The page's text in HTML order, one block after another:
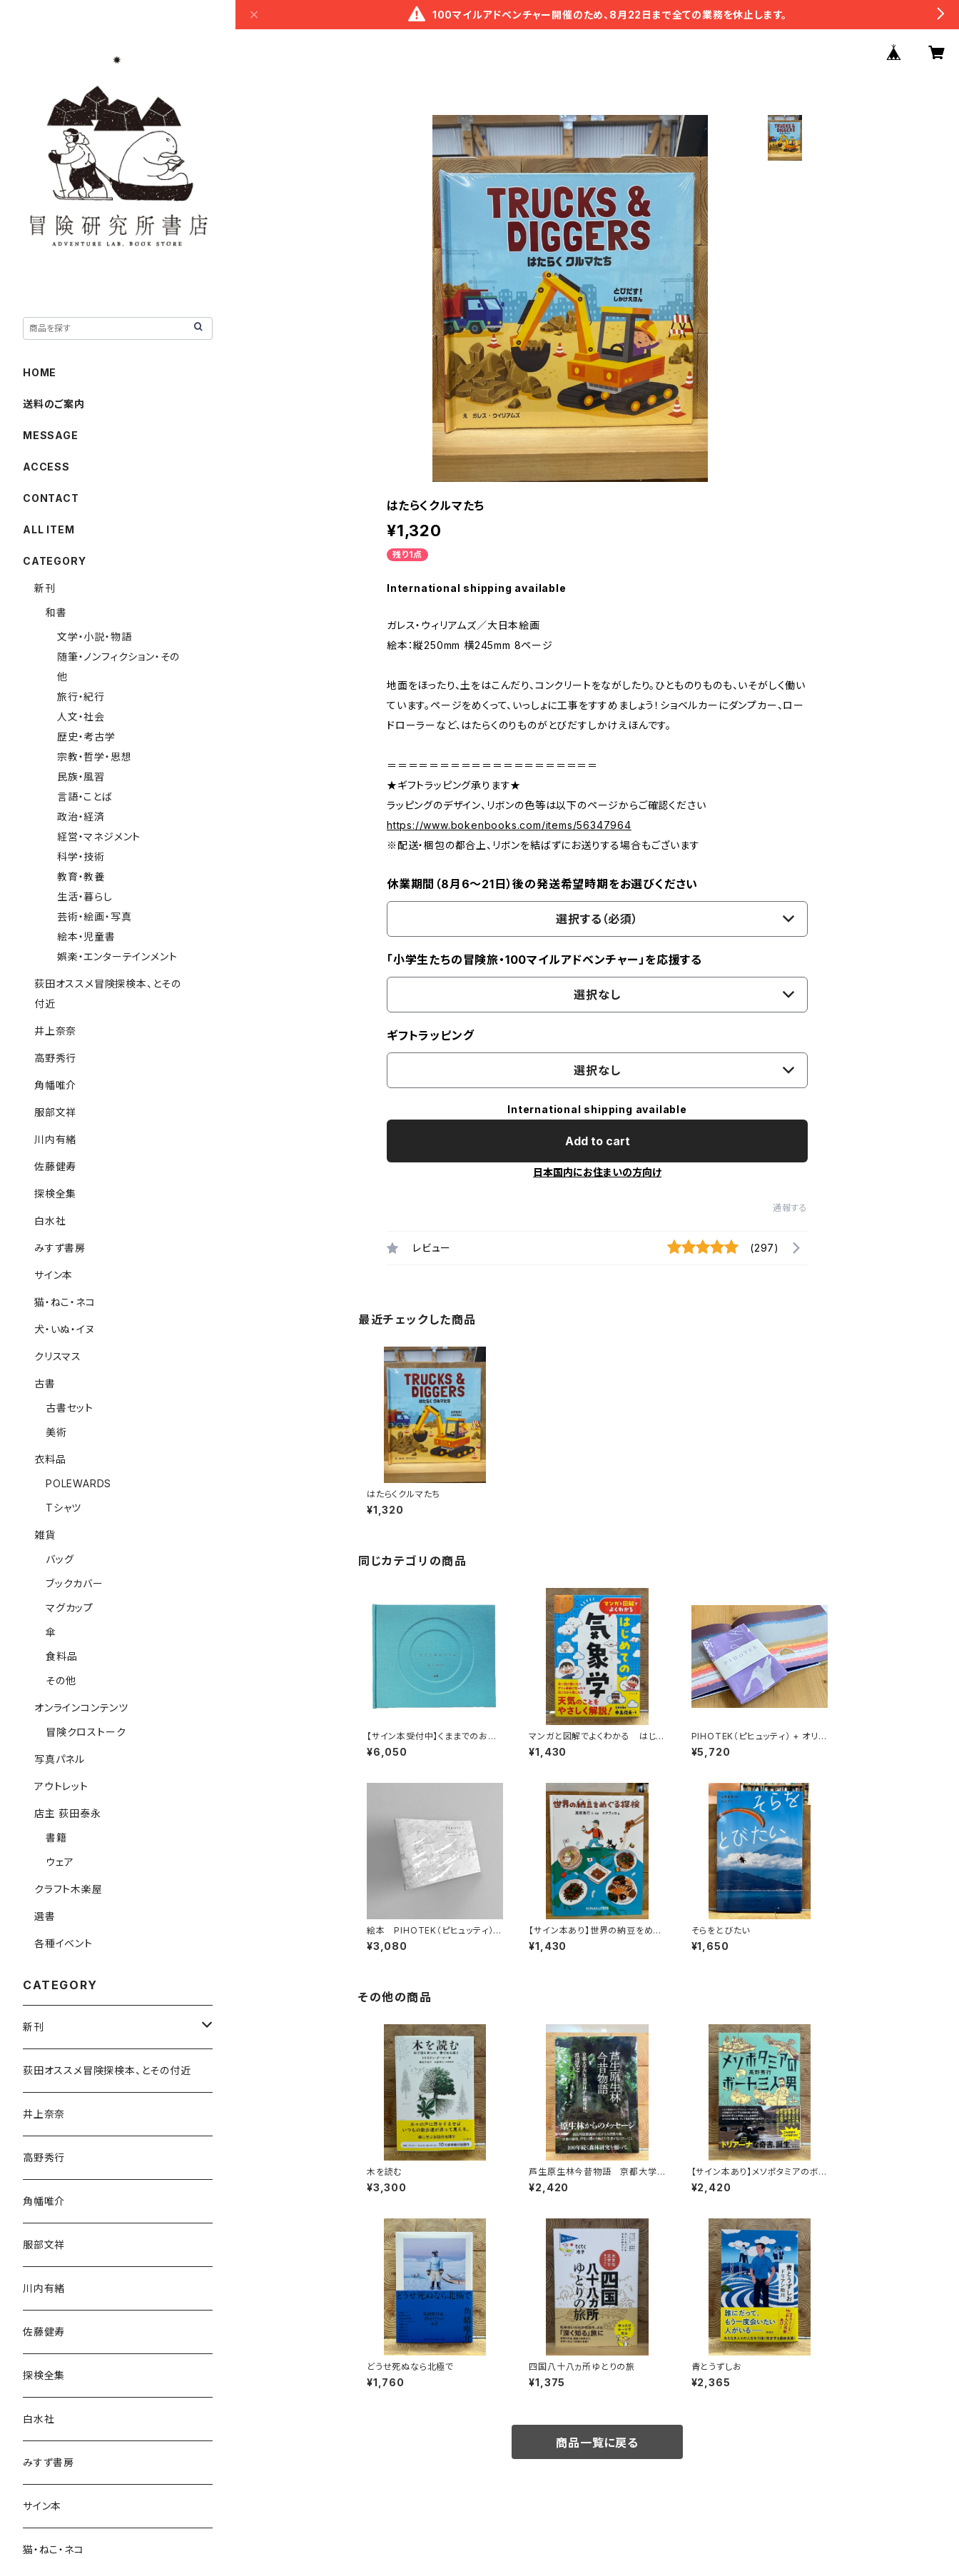
100マイルアドベンチャー開催のため、8月22日まで全ての業務を休止します。
はたらくクルマたち
¥1,320
残り1点
International shipping available
ガレス・ウィリアムズ／大日本絵画
絵本：縦250mm 横245mm 8ページ
地面をほったり、土をはこんだり、コンクリートをながしたり。ひとものりものも、いそがしく働い
ています。ページをめくって、いっしょに工事をすすめましょう！ショベルカーにダンプカー、ロー
ドローラーなど、はたらくのりものがとびだすしかけえほんです。
＝＝＝＝＝＝＝＝＝＝＝＝＝＝＝＝＝＝＝＝
★ギフトラッピング承ります★
ラッピングのデザイン、リボンの色等は以下のページからご確認ください
https://www.bokenbooks.com/items/56347964
※配送・梱包の都合上、リボンを結ばずにお送りする場合もございます
休業期間（8月6〜21日）後の発送希望時期をお選びください
選択する（必須）
「小学生たちの冒険旅・100マイルアドベンチャー」を応援する
選択なし
ギフトラッピング
選択なし
International shipping available
Add to cart
日本国内にお住まいの方向け
通報する
レビュー (297)
最近チェックした商品
はたらくクルマたち
¥1,320
同じカテゴリの商品
【サイン本受付中】くままでのおさ
らい〈特装新版〉
¥6,050
マンガと図解でよくわかる はじめ
ての気象学
¥1,430
PIHOTEK（ピヒュッティ） + オリジ
ナルふろしき（薄紫）セット
¥5,720
絵本 PIHOTEK（ピヒュッティ）
北極を風と歩く
¥3,080
【サイン本あり】世界の納豆をめぐ
る探検
¥1,430
そらをとびたい
¥1,650
その他の商品
木を読む
¥3,300
芦生原生林今昔物語 京都大学
芦生演習林から研究林へ
¥2,420
【サイン本あり】メソポタミアのボ
ート三人男
¥2,420
どうせ死ぬなら北極で
¥1,760
四国八十八ヵ所ゆとりの旅
¥1,375
青とうずしお
¥2,365
商品一覧に戻る
HOME
送料のご案内
MESSAGE
ACCESS
CONTACT
ALL ITEM
CATEGORY
新刊
和書
文学・小説・物語
随筆・ノンフィクション・その
他
旅行・紀行
人文・社会
歴史・考古学
宗教・哲学・思想
民族・風習
言語・ことば
政治・経済
経営・マネジメント
科学・技術
教育・教養
生活・暮らし
芸術・絵画・写真
絵本・児童書
娯楽・エンターテインメント
荻田オススメ冒険探検本、とその
付近
井上奈奈
高野秀行
角幡唯介
服部文祥
川内有緒
佐藤健寿
探検全集
白水社
みすず書房
サイン本
猫・ねこ・ネコ
犬・いぬ・イヌ
クリスマス
古書
古書セット
美術
衣料品
POLEWARDS
Tシャツ
雑貨
バッグ
ブックカバー
マグカップ
傘
食料品
その他
オンラインコンテンツ
冒険クロストーク
写真パネル
アウトレット
店主 荻田泰永
書籍
ウェア
クラフト木楽屋
選書
各種イベント
CATEGORY
新刊
和書
文学・小説・物語
随筆・ノンフィクション・その他
民族・風習
言語・ことば
荻田オススメ冒険探検本、とその付近
井上奈奈
高野秀行
角幡唯介
服部文祥
川内有緒
佐藤健寿
探検全集
白水社
みすず書房
サイン本
猫・ねこ・ネコ